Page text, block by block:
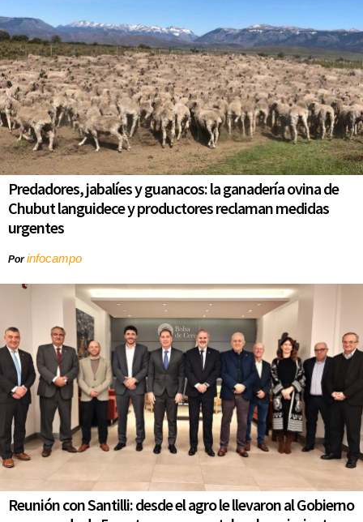
Predadores, jabalíes y guanacos: la ganadería ovina de
Chubut languidece y productores reclaman medidas
urgentes
Porinfocampo
Reunión con Santilli: desde el agro le llevaron al Gobierno